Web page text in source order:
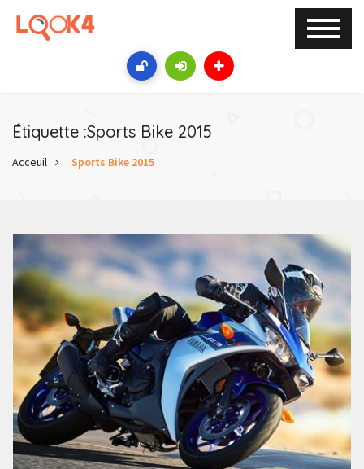
Étiquette :Sports Bike 2015
Acceuil Sports Bike 2015